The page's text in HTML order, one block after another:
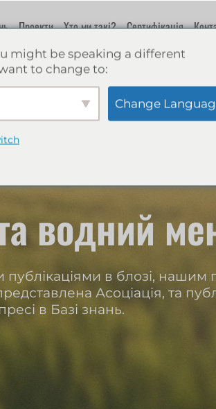
Проекти Хто ми такі? Сертифікація
водний
в блозі, нашим
Асоціація, та
пресі в Базі знань.
might be speaking a different
to change to:
Change